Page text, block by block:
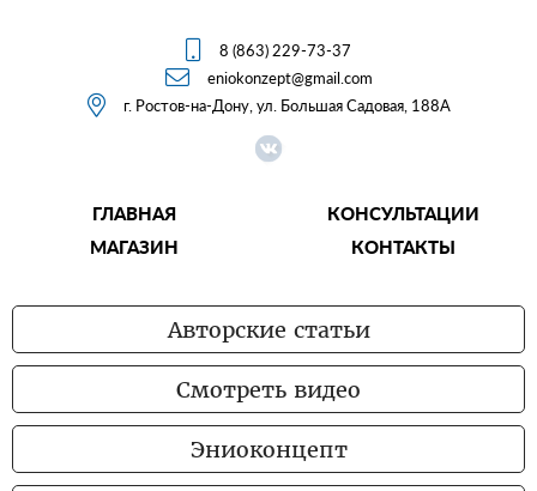
 8 (863) 229-73-37
 eniokonzept@gmail.com
 г. Ростов-на-Дону, ул. Большая Садовая, 188А
ГЛАВНАЯ
КОНСУЛЬТАЦИИ
МАГАЗИН
КОНТАКТЫ
Авторские статьи
Смотреть видео
Эниоконцепт